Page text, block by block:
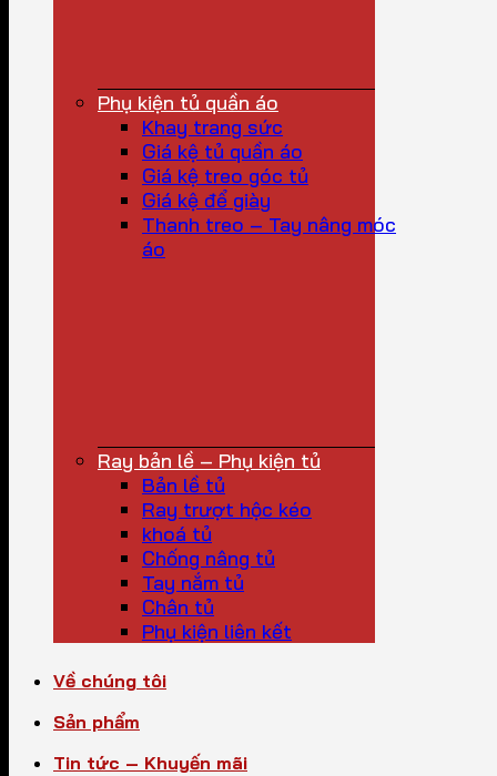
Phụ kiện tủ quần áo
Khay trang sức
Giá kệ tủ quần áo
Giá kệ treo góc tủ
Giá kệ để giày
Thanh treo – Tay nâng móc
áo
Ray bản lề – Phụ kiện tủ
Bản lề tủ
Ray trượt hộc kéo
khoá tủ
Chống nâng tủ
Tay nắm tủ
Chân tủ
Phụ kiện liên kết
Về chúng tôi
Sản phẩm
Tin tức – Khuyến mãi